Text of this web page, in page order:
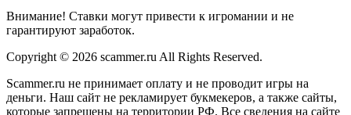
Внимание! Ставки могут привести к игромании и не
гарантируют заработок.
Copyright © 2026 scammer.ru All Rights Reserved.
Scammer.ru не принимает оплату и не проводит игры на
деньги. Наш сайт не рекламирует букмекеров, а также сайты,
которые запрещены на территории РФ. Все сведения на сайте